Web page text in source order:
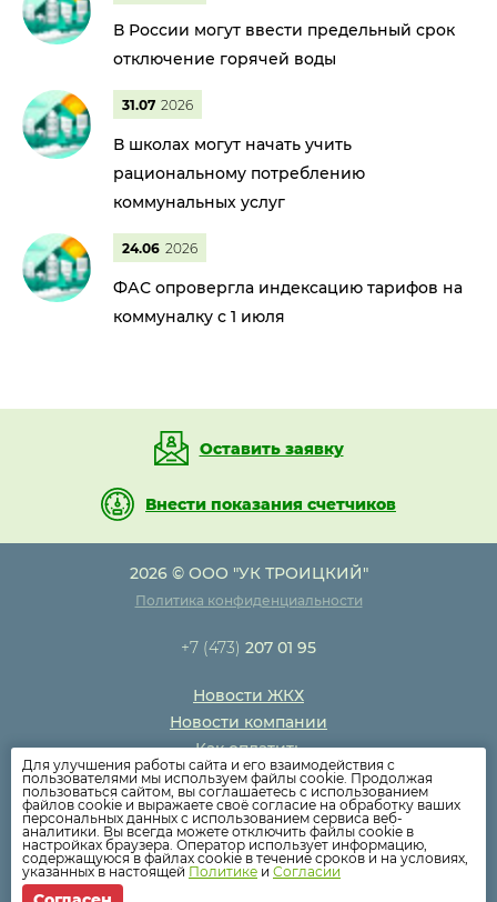
В России могут ввести предельный срок
отключение горячей воды
31.07 2026
В школах могут начать учить
рациональному потреблению
коммунальных услуг
24.06 2026
ФАС опровергла индексацию тарифов на
коммуналку с 1 июля
Оставить заявку
Внести показания счетчиков
2026 © ООО "УК ТРОИЦКИЙ"
Политика конфиденциальности
+7 (473) 207 01 95
Новости ЖКХ
Новости компании
Как оплатить
Дома
Раскрытие информации
Вопросы
Для улучшения работы сайта и его взаимодействия с
пользователями мы используем файлы cookie. Продолжая
пользоваться сайтом, вы соглашаетесь с использованием
файлов cookie и выражаете своё согласие на обработку ваших
персональных данных с использованием сервиса веб-
аналитики. Вы всегда можете отключить файлы cookie в
настройках браузера. Оператор использует информацию,
содержащуюся в файлах cookie в течение сроков и на условиях,
указанных в настоящей Политике и Согласии